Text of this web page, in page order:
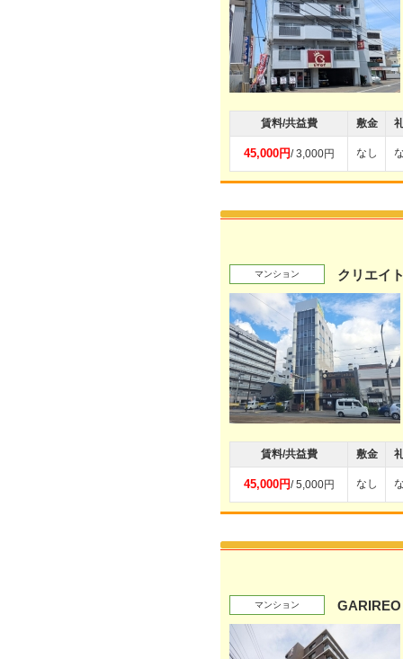
賃料/共益費 敷金
45,000円/ 3,000円 なし
マンション クリエイ
賃料/共益費 敷金
45,000円/ 5,000円 なし
マンション